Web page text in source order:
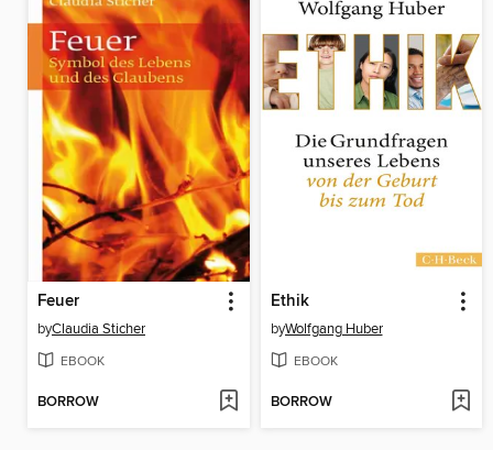
Feuer
byClaudia Sticher
EBOOK
BORROW
Ethik
byWolfgang Huber
EBOOK
BORROW